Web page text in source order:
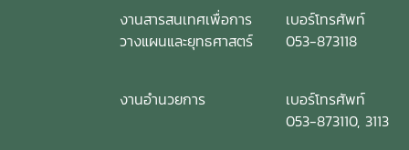
งานสารสนเทศเพื่อการ
วางแผนและยุทธศาสตร์
เบอร์โทรศัพท์
053-873118
งานอำนวยการ
เบอร์โทรศัพท์
053-873110, 3113